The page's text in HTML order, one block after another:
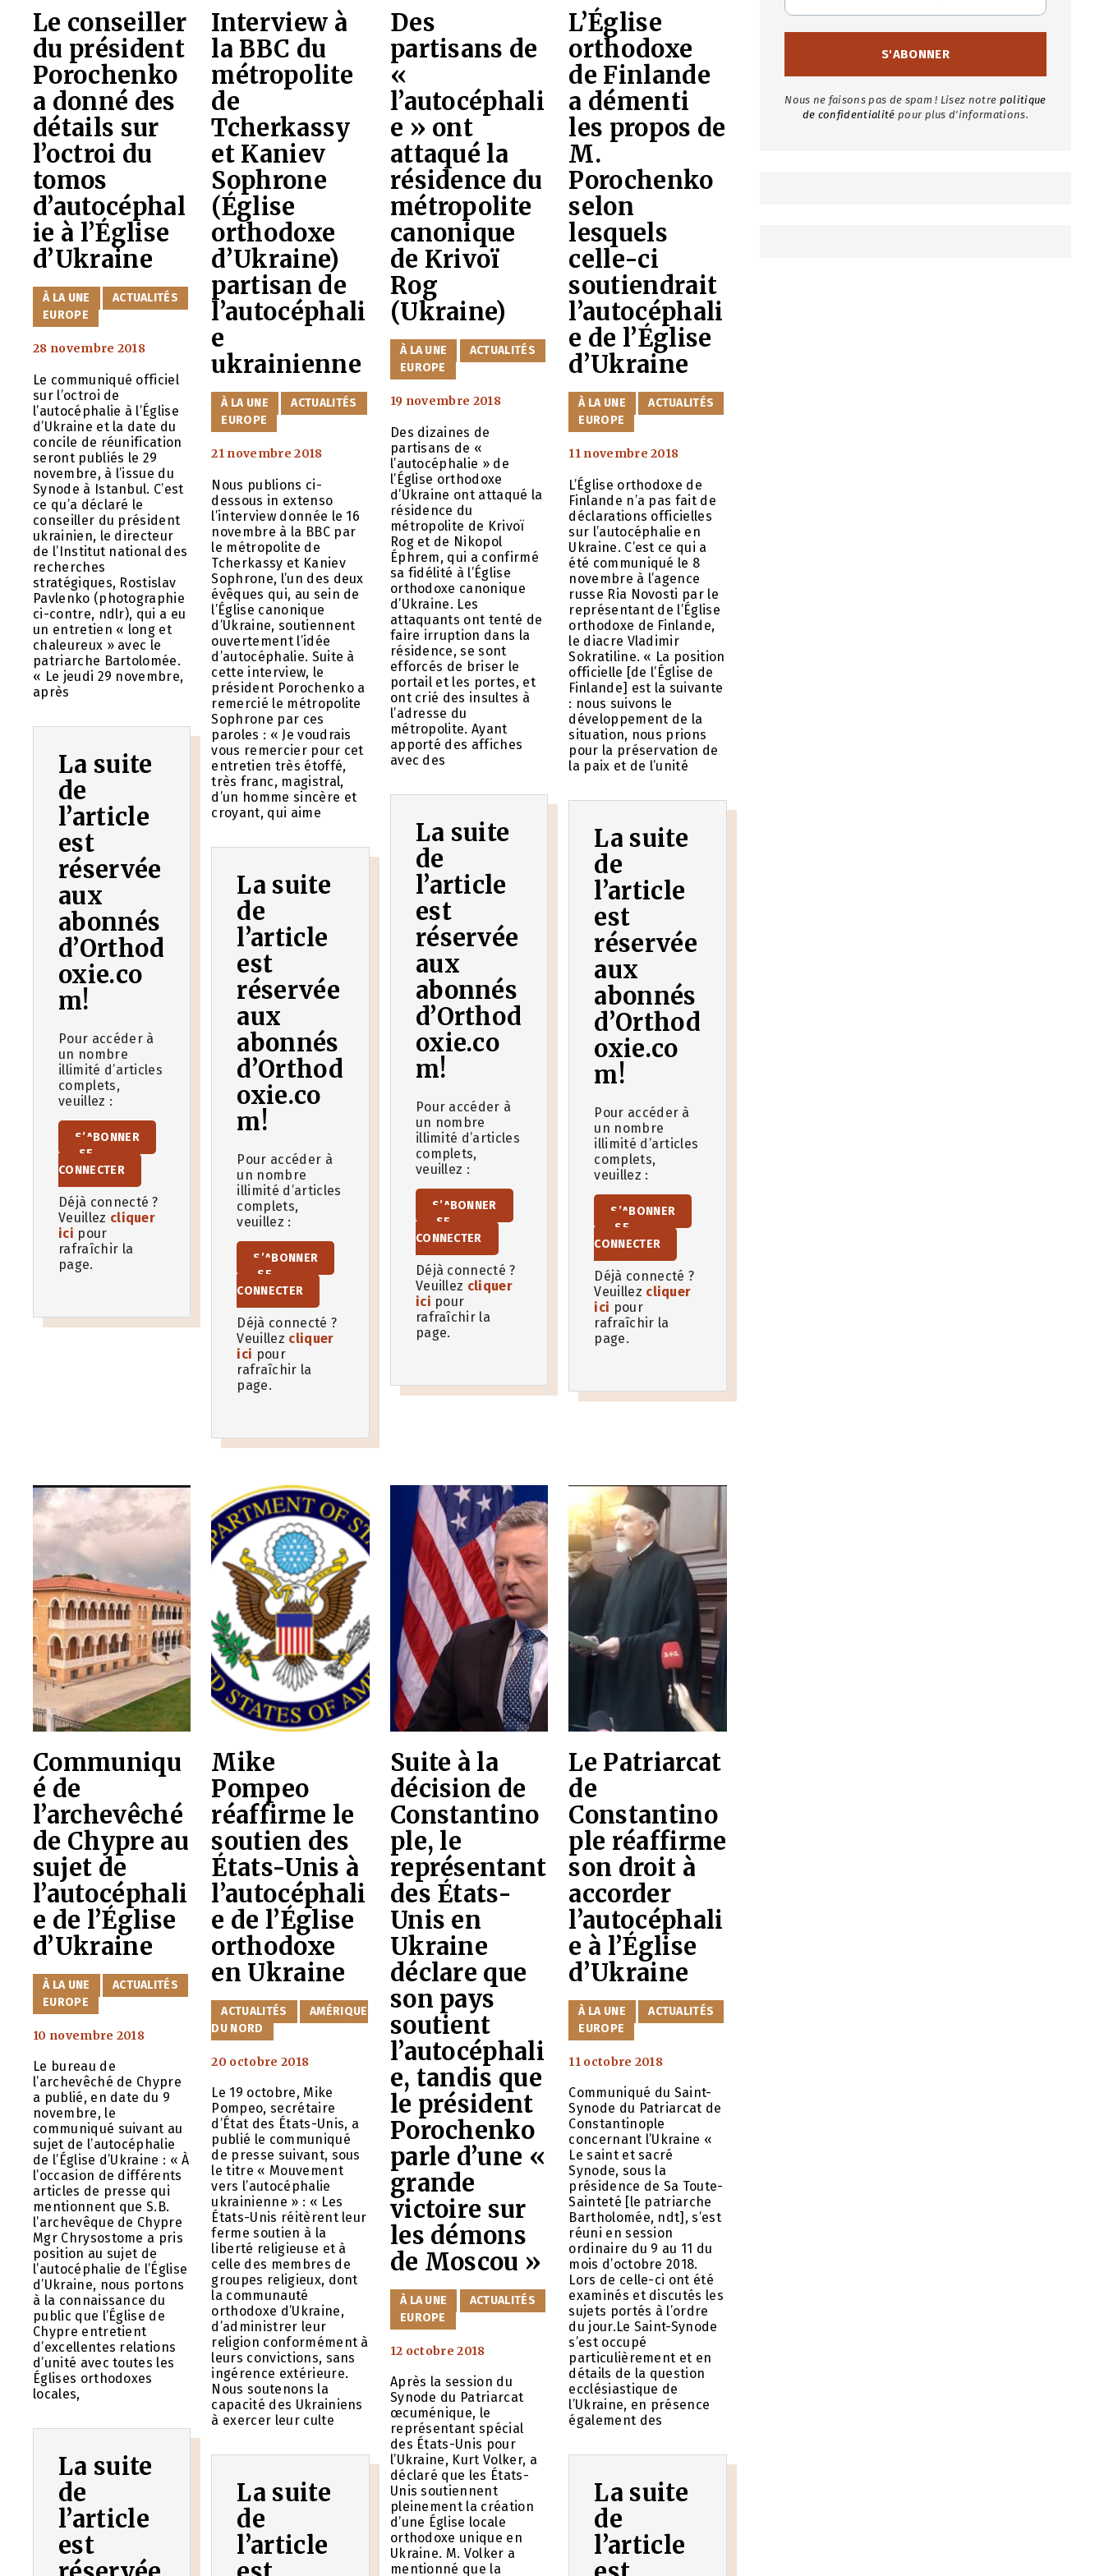
Le conseiller
du président
Porochenko
a donné des
détails sur
l’octroi du
tomos
d’autocéphal
ie à l’Église
d’Ukraine
CATÉGORIES
À LA UNE
ACTUALITÉS
EUROPE
28 novembre 2018
Le communiqué officiel
sur l’octroi de
l’autocéphalie à l’Église
d’Ukraine et la date du
concile de réunification
seront publiés le 29
novembre, à l’issue du
Synode à Istanbul. C’est
ce qu’a déclaré le
conseiller du président
ukrainien, le directeur
de l’Institut national des
recherches
stratégiques, Rostislav
Pavlenko (photographie
ci-contre, ndlr), qui a eu
un entretien « long et
chaleureux » avec le
patriarche Bartolomée.
« Le jeudi 29 novembre,
après
La suite
de
l’article
est
réservée
aux
abonnés
d’Orthod
oxie.co
m!
Pour accéder à
un nombre
illimité d’articles
complets,
veuillez :
S’ABONNER
SE
CONNECTER
Déjà connecté ?
Veuillez cliquer
ici pour
rafraîchir la
page.
Interview à
la BBC du
métropolite
de
Tcherkassy
et Kaniev
Sophrone
(Église
orthodoxe
d’Ukraine)
partisan de
l’autocéphali
e
ukrainienne
CATÉGORIES
À LA UNE
ACTUALITÉS
EUROPE
21 novembre 2018
Nous publions ci-
dessous in extenso
l’interview donnée le 16
novembre à la BBC par
le métropolite de
Tcherkassy et Kaniev
Sophrone, l’un des deux
évêques qui, au sein de
l’Église canonique
d’Ukraine, soutiennent
ouvertement l’idée
d’autocéphalie. Suite à
cette interview, le
président Porochenko a
remercié le métropolite
Sophrone par ces
paroles : « Je voudrais
vous remercier pour cet
entretien très étoffé,
très franc, magistral,
d’un homme sincère et
croyant, qui aime
La suite
de
l’article
est
réservée
aux
abonnés
d’Orthod
oxie.co
m!
Pour accéder à
un nombre
illimité d’articles
complets,
veuillez :
S’ABONNER
SE
CONNECTER
Déjà connecté ?
Veuillez cliquer
ici pour
rafraîchir la
page.
Des
partisans de
«
l’autocéphali
e » ont
attaqué la
résidence du
métropolite
canonique
de Krivoï
Rog
(Ukraine)
CATÉGORIES
À LA UNE
ACTUALITÉS
EUROPE
19 novembre 2018
Des dizaines de
partisans de «
l’autocéphalie » de
l’Église orthodoxe
d’Ukraine ont attaqué la
résidence du
métropolite de Krivoï
Rog et de Nikopol
Éphrem, qui a confirmé
sa fidélité à l’Église
orthodoxe canonique
d’Ukraine. Les
attaquants ont tenté de
faire irruption dans la
résidence, se sont
efforcés de briser le
portail et les portes, et
ont crié des insultes à
l’adresse du
métropolite. Ayant
apporté des affiches
avec des
La suite
de
l’article
est
réservée
aux
abonnés
d’Orthod
oxie.co
m!
Pour accéder à
un nombre
illimité d’articles
complets,
veuillez :
S’ABONNER
SE
CONNECTER
Déjà connecté ?
Veuillez cliquer
ici pour
rafraîchir la
page.
L’Église
orthodoxe
de Finlande
a démenti
les propos de
M.
Porochenko
selon
lesquels
celle-ci
soutiendrait
l’autocéphali
e de l’Église
d’Ukraine
CATÉGORIES
À LA UNE
ACTUALITÉS
EUROPE
11 novembre 2018
L’Église orthodoxe de
Finlande n’a pas fait de
déclarations officielles
sur l’autocéphalie en
Ukraine. C’est ce qui a
été communiqué le 8
novembre à l’agence
russe Ria Novosti par le
représentant de l’Église
orthodoxe de Finlande,
le diacre Vladimir
Sokratiline. « La position
officielle [de l’Église de
Finlande] est la suivante
: nous suivons le
développement de la
situation, nous prions
pour la préservation de
la paix et de l’unité
La suite
de
l’article
est
réservée
aux
abonnés
d’Orthod
oxie.co
m!
Pour accéder à
un nombre
illimité d’articles
complets,
veuillez :
S’ABONNER
SE
CONNECTER
Déjà connecté ?
Veuillez cliquer
ici pour
rafraîchir la
page.
Communiqu
é de
l’archevêché
de Chypre au
sujet de
l’autocéphali
e de l’Église
d’Ukraine
CATÉGORIES
À LA UNE
ACTUALITÉS
EUROPE
10 novembre 2018
Le bureau de
l’archevêché de Chypre
a publié, en date du 9
novembre, le
communiqué suivant au
sujet de l’autocéphalie
de l’Église d’Ukraine : « À
l’occasion de différents
articles de presse qui
mentionnent que S.B.
l’archevêque de Chypre
Mgr Chrysostome a pris
position au sujet de
l’autocéphalie de l’Église
d’Ukraine, nous portons
à la connaissance du
public que l’Église de
Chypre entretient
d’excellentes relations
d’unité avec toutes les
Églises orthodoxes
locales,
La suite
de
l’article
est
Mike
Pompeo
réaffirme le
soutien des
États-Unis à
l’autocéphali
e de l’Église
orthodoxe
en Ukraine
CATÉGORIES
ACTUALITÉS
AMÉRIQUE
DU NORD
20 octobre 2018
Le 19 octobre, Mike
Pompeo, secrétaire
d’État des États-Unis, a
publié le communiqué
de presse suivant, sous
le titre « Mouvement
vers l’autocéphalie
ukrainienne » : « Les
États-Unis réitèrent leur
ferme soutien à la
liberté religieuse et à
celle des membres de
groupes religieux, dont
la communauté
orthodoxe d’Ukraine,
d’administrer leur
religion conformément à
leurs convictions, sans
ingérence extérieure.
Nous soutenons la
capacité des Ukrainiens
à exercer leur culte
La suite
de
l’article
Suite à la
décision de
Constantino
ple, le
représentant
des États-
Unis en
Ukraine
déclare que
son pays
soutient
l’autocéphali
e, tandis que
le président
Porochenko
parle d’une «
grande
victoire sur
les démons
de Moscou »
CATÉGORIES
À LA UNE
ACTUALITÉS
EUROPE
12 octobre 2018
Après la session du
Synode du Patriarcat
œcuménique, le
représentant spécial
des États-Unis pour
l’Ukraine, Kurt Volker, a
déclaré que les États-
Unis soutiennent
pleinement la création
d’une Église locale
orthodoxe unique en
Ukraine. M. Volker a
mentionné que la
Le Patriarcat
de
Constantino
ple réaffirme
son droit à
accorder
l’autocéphali
e à l’Église
d’Ukraine
CATÉGORIES
À LA UNE
ACTUALITÉS
EUROPE
11 octobre 2018
Communiqué du Saint-
Synode du Patriarcat de
Constantinople
concernant l’Ukraine «
Le saint et sacré
Synode, sous la
présidence de Sa Toute-
Sainteté [le patriarche
Bartholomée, ndt], s’est
réuni en session
ordinaire du 9 au 11 du
mois d’octobre 2018.
Lors de celle-ci ont été
examinés et discutés les
sujets portés à l’ordre
du jour.Le Saint-Synode
s’est occupé
particulièrement et en
détails de la question
ecclésiastique de
l’Ukraine, en présence
également des
La suite
de
l’article
Nous ne faisons pas de spam ! Lisez notre politique
de confidentialité pour plus d'informations.